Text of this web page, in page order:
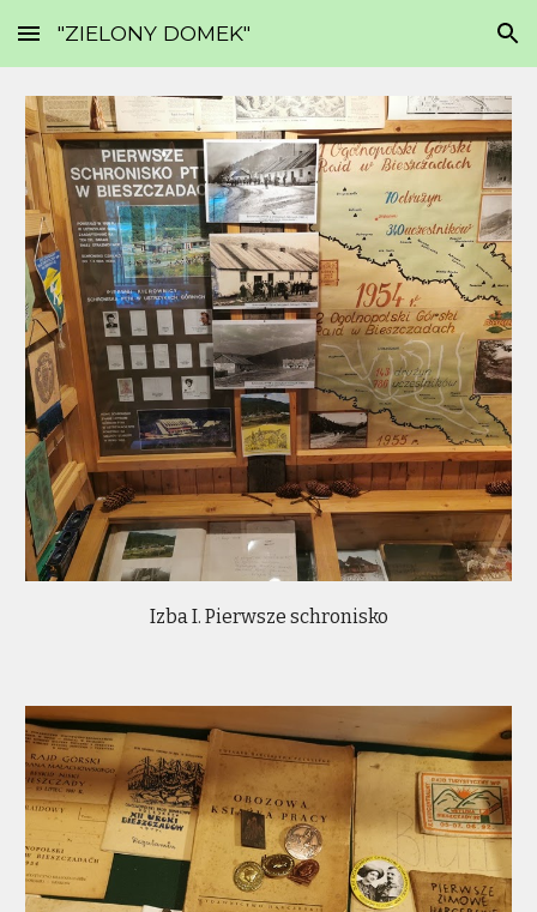
Skip to main content Skip to navigation
"ZIELONY DOMEK"
Izba I. Pierwsze schronisko